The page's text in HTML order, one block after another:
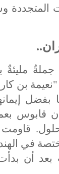
المتجددة
..
مليئةٌ
بن
بفضل
قابوس
الحلول.
في
أن